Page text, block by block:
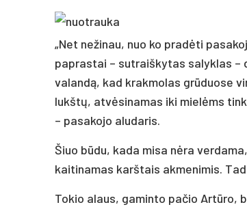
„Net nežinau, nuo ko pradėti
paprastai – sutraiškytas salyklas –
valandą, kad krakmolas grūduose
lukštų, atvėsinamas iki mielėms
– pasakojo aludaris.
Šiuo būdu, kada misa nėra
kaitinamas karštais akmenimis.
Tokio alaus, gaminto pačio Artūro,